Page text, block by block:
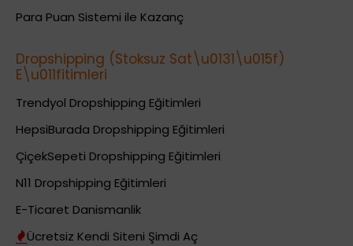
Para Puan Sistemi ile Kazanç
Dropshipping (Stoksuz Sat\u0131\u015f)
E\u011fitimleri
Trendyol Dropshipping Eğitimleri
HepsiBurada Dropshipping Eğitimleri
ÇiçekSepeti Dropshipping Eğitimleri
N11 Dropshipping Eğitimleri
E-Ticaret Danismanlik
Ücretsiz Kendi Siteni Şimdi Aç